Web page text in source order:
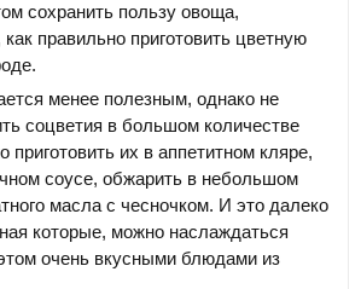
сохранить пользу овоща,
как правильно приготовить цветную
менее полезным, однако не
соцветия в большом количестве
их в аппетитном кляре,
соусе, обжарить в небольшом
масла с чесночком. И это далеко
которые, можно наслаждаться
очень вкусными блюдами из